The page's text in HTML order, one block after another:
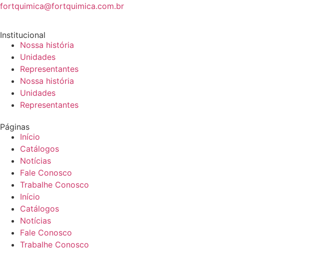
fortquimica@fortquimica.com.br
Institucional
Nossa história
Unidades
Representantes
Nossa história
Unidades
Representantes
Páginas
Início
Catálogos
Notícias
Fale Conosco
Trabalhe Conosco
Início
Catálogos
Notícias
Fale Conosco
Trabalhe Conosco